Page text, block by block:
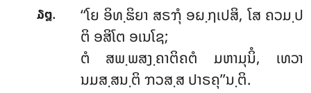
໓໘. ‘‘ໂຍ ອິທ຺ຘິຍາ ສຣຠຸໍ ອຏ຺ຐເປສິ, ໂສ ຄວມ຺ປ
ຕິ ອສິໂຕ ອເນໂຊ;
ຕໍ ສພ຺ພສງ຺ຄາຕິຄຕໍ ມຫາມຸນິໍ, ເທວາ
ນມສ຺ສນ຺ຕິ ຠວສ຺ສ ປາຣຄຸ’’ນ຺ຕິ.